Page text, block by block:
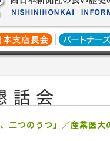
二つのうつ」／産業医大